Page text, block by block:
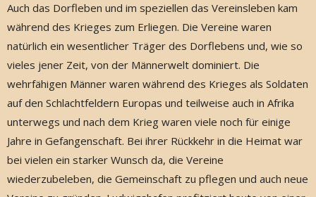
Auch das Dorfleben und im speziellen das Vereinsleben kam
während des Krieges zum Erliegen. Die Vereine waren
natürlich ein wesentlicher Träger des Dorflebens und, wie so
vieles jener Zeit, von der Männerwelt dominiert. Die
wehrfähigen Männer waren während des Krieges als Soldaten
auf den Schlachtfeldern Europas und teilweise auch in Afrika
unterwegs und nach dem Krieg waren viele noch für einige
Jahre in Gefangenschaft. Bei ihrer Rückkehr in die Heimat war
bei vielen ein starker Wunsch da, die Vereine
wiederzubeleben, die Gemeinschaft zu pflegen und auch neue